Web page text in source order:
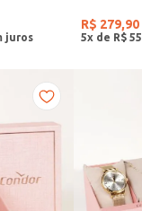
R$ 279,90
5x de R$ 55